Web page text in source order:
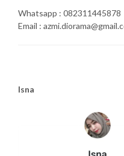
Whatsapp : 082311445878
Email :
Isna